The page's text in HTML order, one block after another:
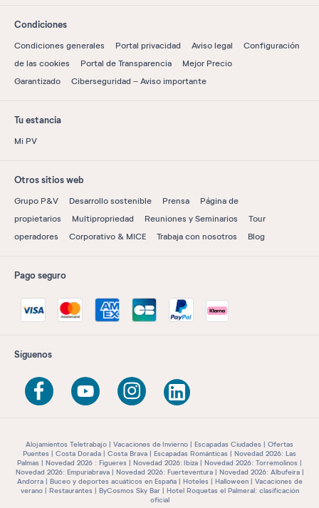
Condiciones
Condiciones generales Portal privacidad Aviso legal
Configuración
de las cookies
Portal de Transparencia
Mejor Precio
Garantizado
Ciberseguridad – Aviso importante
Tu estancia
Mi PV
Otros sitios web
Grupo P&V Desarrollo sostenible Prensa
Página de
propietarios
Multipropriedad Reuniones y Seminarios
Tour
operadores
Corporativo & MICE Trabaja con nosotros Blog
Pago seguro
Síguenos
Alojamientos Teletrabajo Vacaciones de Invierno Escapadas Ciudades
Ofertas
Puentes
Costa Dorada Costa Brava Escapadas Románticas
Novedad 2026: Las
Palmas
Novedad 2026 : Figueres Novedad 2026: Ibiza
Novedad 2026: Torremolinos
Novedad 2026: Empuriabrava
Novedad 2026: Fuerteventura
Novedad 2026: Albufeira
Andorra
Buceo y deportes acuáticos en España Hoteles Halloween
Vacaciones de
verano
Restaurantes ByCosmos Sky Bar
Hotel Roquetas el Palmeral: clasificación
oficial